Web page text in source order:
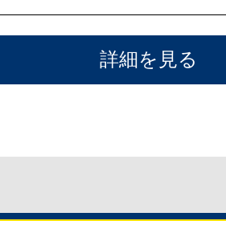
詳細を見る